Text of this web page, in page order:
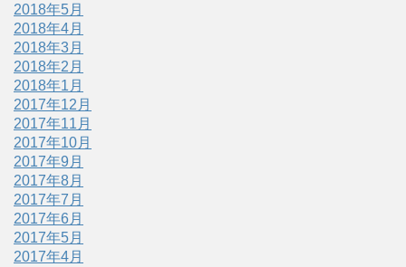
2018年5月
2018年4月
2018年3月
2018年2月
2018年1月
2017年12月
2017年11月
2017年10月
2017年9月
2017年8月
2017年7月
2017年6月
2017年5月
2017年4月